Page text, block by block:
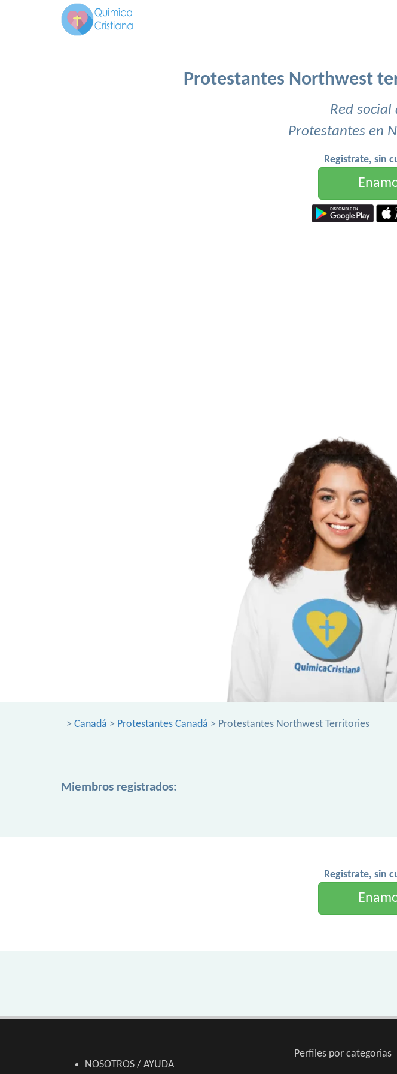
Protestantes Northwest
Red social
Protestantes en
Registrate, sin
> Canadá > Protestantes Canadá > Protestantes Northwest Territories
Miembros registrados:
Registrate, sin
NOSOTROS / AYUDA
Perfiles por categorias